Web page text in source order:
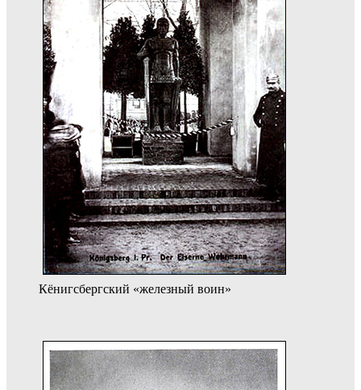
Кёнигсбергский «железный воин»